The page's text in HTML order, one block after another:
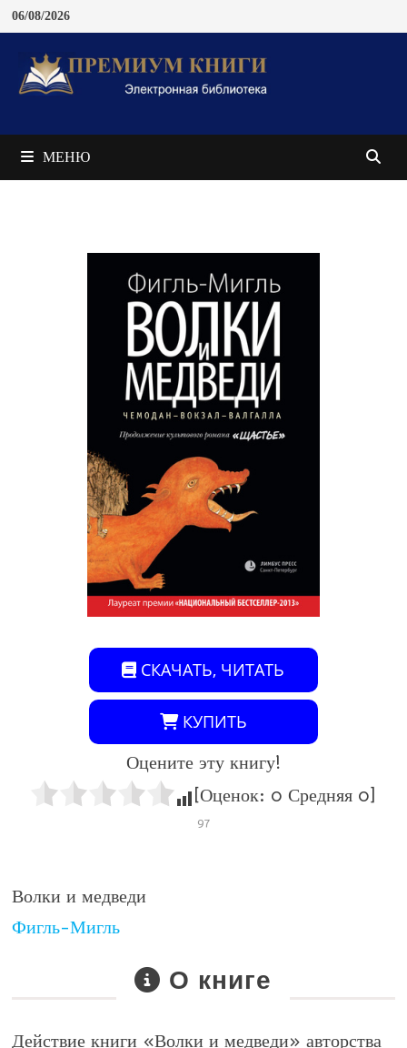
Перейти
содержимому
06/08/2026
МЕНЮ
СКАЧАТЬ, ЧИТАТЬ
КУПИТЬ
Оцените эту книгу!
[Оценок: 0 Средняя 0]
97
Волки и медведи
Фигль-Мигль
О книге
Действие книги «Волки и медведи» авторства